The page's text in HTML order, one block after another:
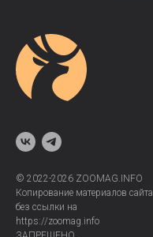
© 2022-2026 ZOOMAG.INFO
Копирование материалов сайта
без ссылки на
https://zoomag.info